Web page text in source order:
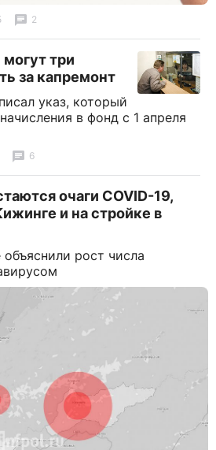
2
три
за капремонт
указ, который
в фонд с 1 апреля
6
очаги COVID-19,
и на стройке в
рост числа